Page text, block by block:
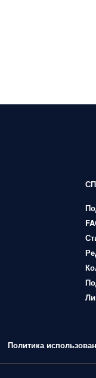
Политика